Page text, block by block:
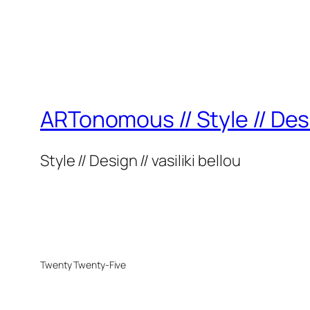
ARTonomous // Style //
Style // Design // vasiliki bellou
Twenty Twenty-Five